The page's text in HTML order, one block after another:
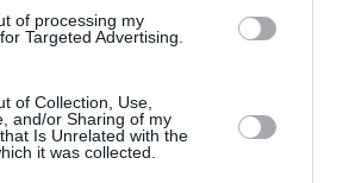
of processing my
Targeted Advertising.
of Collection, Use,
and/or Sharing of my
Is Unrelated with the
it was collected.
δεν
Προβολές με
ελεύθερη είσοδο
Κινηματογράφο
Αγίας Παρασκευής |
10-16/8